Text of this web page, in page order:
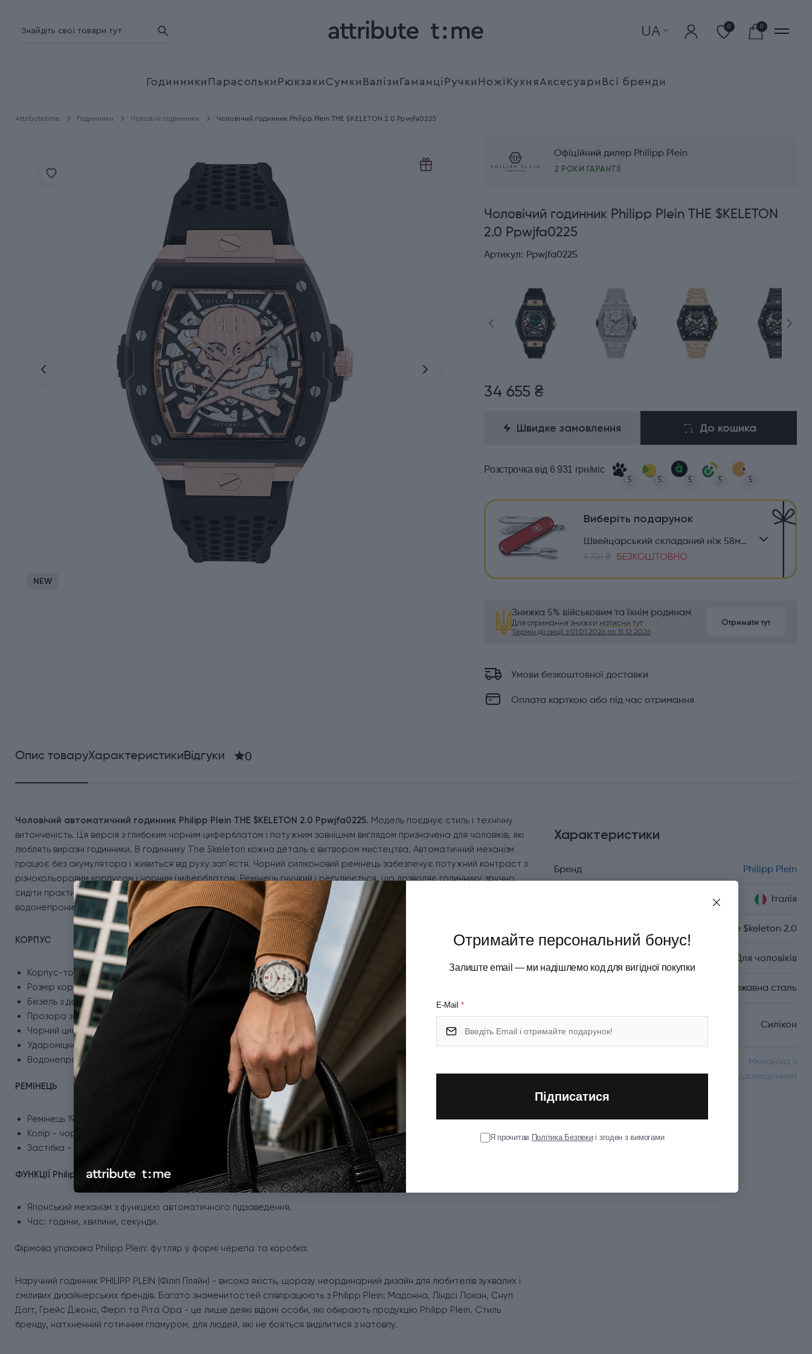
UA 0 0
Годинники Парасольки Рюкзаки Сумки Валізи Гаманці Ручки Ножі Кухня Аксесуари Всі бренди
Attributetime Годинники Чоловічі годинники Чоловічий годинник Philipp Plein THE $KELETON 2.0 Ppwjfa0225
NEW
Офіційний дилер Philipp Plein
2 РОКИ ГАРАНТІЇ
Чоловічий годинник Philipp Plein THE $KELETON
2.0 Ppwjfa0225
Артикул: Ppwjfa0225
34 655 ₴
Швидке замовлення До кошика
Розстрочка від 6 931 грн/міс
5 5 5 5 5
Виберіть подарунок
Швейцарський складаний ніж 58мм Victorinox CLASSIC SD Colors 0.6223.G
1 701 ₴ БЕЗКОШТОВНО
Знижка 5% військовим та їхнім родинам
Для отримання знижки натисни тут
Термін дії акції з 01.01.2026 по 31.12.2026
Отримати тут
Умови безкоштовної доставки
Оплата карткою або під час отримання
Опис товаруХарактеристикиВідгуки 0
Чоловічий автоматичний годинник Philipp Plein THE $KELETON 2.0 Ppwjfa0225. Модель поєднує стиль і технічну
витонченість. Ця версія з глибоким чорним циферблатом і потужним зовнішнім виглядом призначена для чоловіків, які
люблять виразні годинники. В годиннику The Skeleton кожна деталь є витвором мистецтва. Автоматичний механізм
працює без акумулятора і живиться від руху зап'ястя. Чорний силіконовий ремінець забезпечує потужний контраст з
різнокольоровим корпусом і чорним циферблатом. Ремінець гнучкий і регулюється, що дозволяє годиннику зручно
сидіти практично на будь-якому зап'ясті. Застібка з пряжкою забезпечує додаткову безпеку. Завдяки
водонепроникності до 5 АТМ ця модель підходить для дощу та бризок води, але не для плавання.
КОРПУС
Корпус-тонно з неіржавної сталі з PVD-покриттям (рожеве золото+чорний).
Розмір корпусу 44х12,8 мм.
Безель з декоративними гвинтами.
Прозора задня кришка з мінерального скла.
Чорний циферблат-скелетон з силуетом черепа.
Удароміцне мінеральне скло.
Водонепроникність до 50 метрів.
РЕМІНЕЦЬ
Ремінець 19 мм із м'якого силікону з перфорованим малюнком "соти".
Колір - чорний.
Застібка - пряжка.
ФУНКЦІЇ Philipp Plein Ppwjfa0225
Японський механізм з функцією автоматичного підзаведення.
Час: години, хвилини, секунди.
Фірмова упаковка Philipp Plein: футляр у формі черепа та коробка.
Наручний годинник PHILIPP PLEIN (Філіп Пляйн) - висока якість, щоразу неординарний дизайн для любителів зухвалих і
сміливих дизайнерських брендів. Багато знаменитостей співпрацюють з Philipp Plein: Мадонна, Ліндсі Лохан, Снуп
Догг, Грейс Джонс, Фергі та Ріта Ора - це лише деякі відомі особи, які обирають продукцію Philipp Plein. Стиль
бренду, натхненний готичним гламуром, для людей, які не бояться виділитися з натовпу.
Характеристики
Бренд Philipp Plein
Італія
The $keleton 2.0
Для чоловіків
Неіржавна сталь
Матеріал ремінця/
браслета
Силікон
Механіка з
автопідзаведенням
Показати всі
Отримайте персональний бонус!
Залиште email — ми надішлемо код для вигідної покупки
E-Mail *
Підписатися
Я прочитав Політика Безпекиі згоден з вимогами